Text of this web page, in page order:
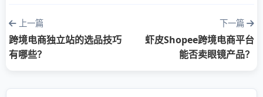
上一篇
跨境电商独立站的选品技巧
有哪些？
下一篇
虾皮Shopee跨境电商平台
能否卖眼镜产品？